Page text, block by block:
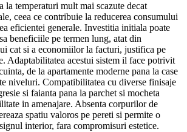
la temperaturi mult mai scazute decat
ceea ce contribuie la reducerea consumului
eficientei generale. Investitia initiala poate
beneficiile pe termen lung, atat din
cat si a economiilor la facturi, justifica pe
Adaptabilitatea acestui sistem il face potrivit
de la apartamente moderne pana la case
niveluri. Compatibilitatea cu diverse finisaje
si faianta pana la parchet si mocheta
in amenajare. Absenta corpurilor de
spatiu valoros pe pereti si permite o
interior, fara compromisuri estetice.